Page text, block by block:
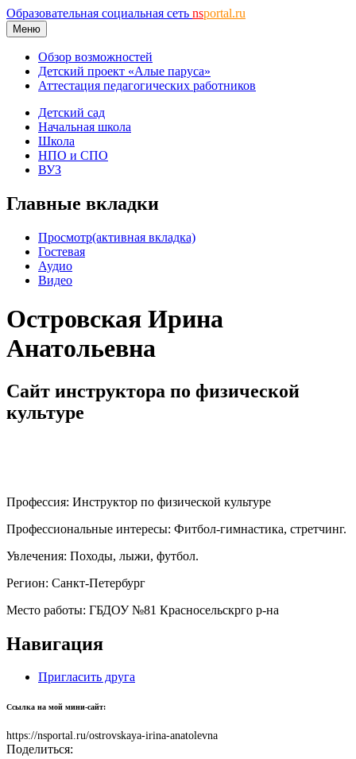
Образовательная социальная сеть nsportal.ru
Меню
Обзор возможностей
Детский проект «Алые паруса»
Аттестация педагогических работников
Детский сад
Начальная школа
Школа
НПО и СПО
ВУЗ
Главные вкладки
Просмотр(активная вкладка)
Гостевая
Аудио
Видео
Островская Ирина
Анатольевна
Сайт инструктора по физической
культуре
Профессия: Инструктор по физической культуре
Профессиональные интересы: Фитбол-гимнастика, стретчинг.
Увлечения: Походы, лыжи, футбол.
Регион: Санкт-Петербург
Место работы: ГБДОУ №81 Красносельскрго р-на
Навигация
Пригласить друга
Ссылка на мой мини-сайт:
https://nsportal.ru/ostrovskaya-irina-anatolevna
Поделиться: